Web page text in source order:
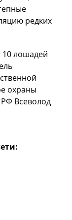
редких
10 лошадей
охраны
Всеволод